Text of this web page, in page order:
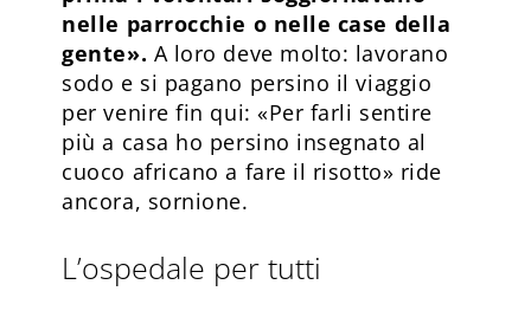
nelle parrocchie o nelle case della
gente». A loro deve molto: lavorano
sodo e si pagano persino il viaggio
per venire fin qui: «Per farli sentire
più a casa ho persino insegnato al
cuoco africano a fare il risotto» ride
ancora, sornione.
L’ospedale per tutti